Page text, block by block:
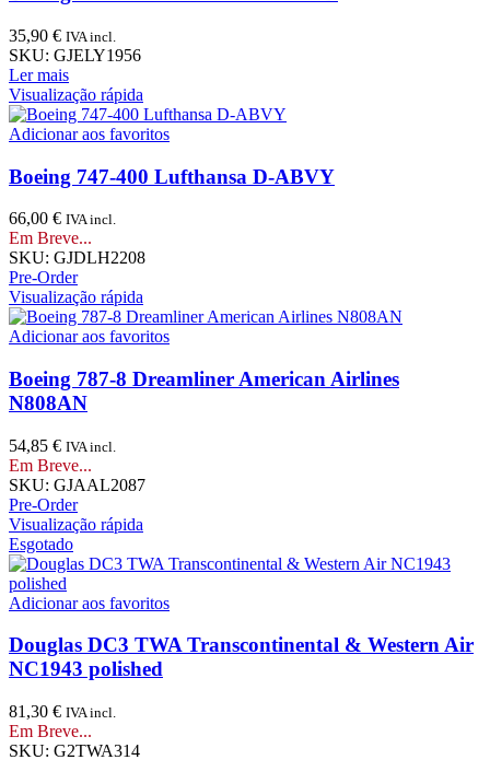
35,90 € IVA incl.
SKU: GJELY1956
Ler mais
Visualização rápida
Adicionar aos favoritos
Boeing 747-400 Lufthansa D-ABVY
66,00 € IVA incl.
Em Breve...
SKU: GJDLH2208
Pre-Order
Visualização rápida
Adicionar aos favoritos
Boeing 787-8 Dreamliner American Airlines
N808AN
54,85 € IVA incl.
Em Breve...
SKU: GJAAL2087
Pre-Order
Visualização rápida
Esgotado
Adicionar aos favoritos
Douglas DC3 TWA Transcontinental & Western Air
NC1943 polished
81,30 € IVA incl.
Em Breve...
SKU: G2TWA314